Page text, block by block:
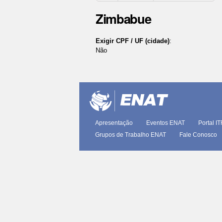
Zimbabue
Exigir CPF / UF (cidade):
Não
documento
Apresentação Eventos ENAT Portal
Grupos de Trabalho ENAT
Fale Conosco